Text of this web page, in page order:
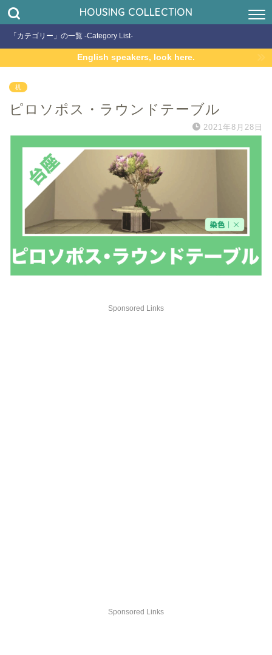
HOUSING COLLECTION
「カテゴリー」の一覧 -Category List-
English speakers, look here.
机
ピロソポス・ラウンドテーブル
2021年8月28日
Sponsored Links
Sponsored Links